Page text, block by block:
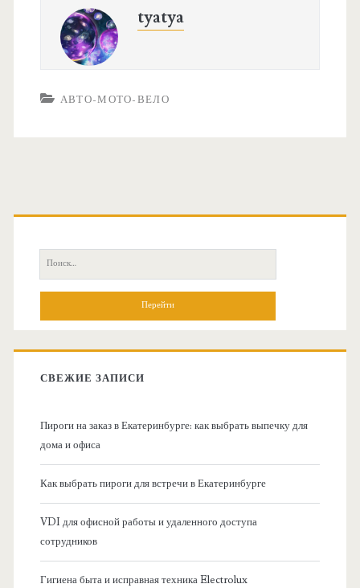
tyatya
АВТО-МОТО-ВЕЛО
О
П
о
:
СВЕЖИЕ ЗАПИСИ
Пироги на заказ в Екатеринбурге: как выбрать выпечку для
дома и офиса
Как выбрать пироги для встречи в Екатеринбурге
VDI для офисной работы и удаленного доступа
сотрудников
Гигиена быта и исправная техника Electrolux